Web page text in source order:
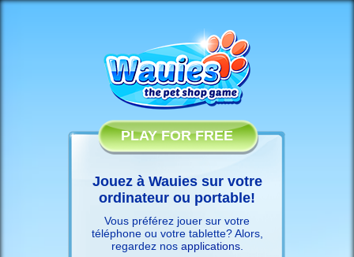
PLAY FOR FREE
Jouez à Wauies sur votre
ordinateur ou portable!
Vous préférez jouer sur votre
téléphone ou votre tablette? Alors,
regardez nos applications.